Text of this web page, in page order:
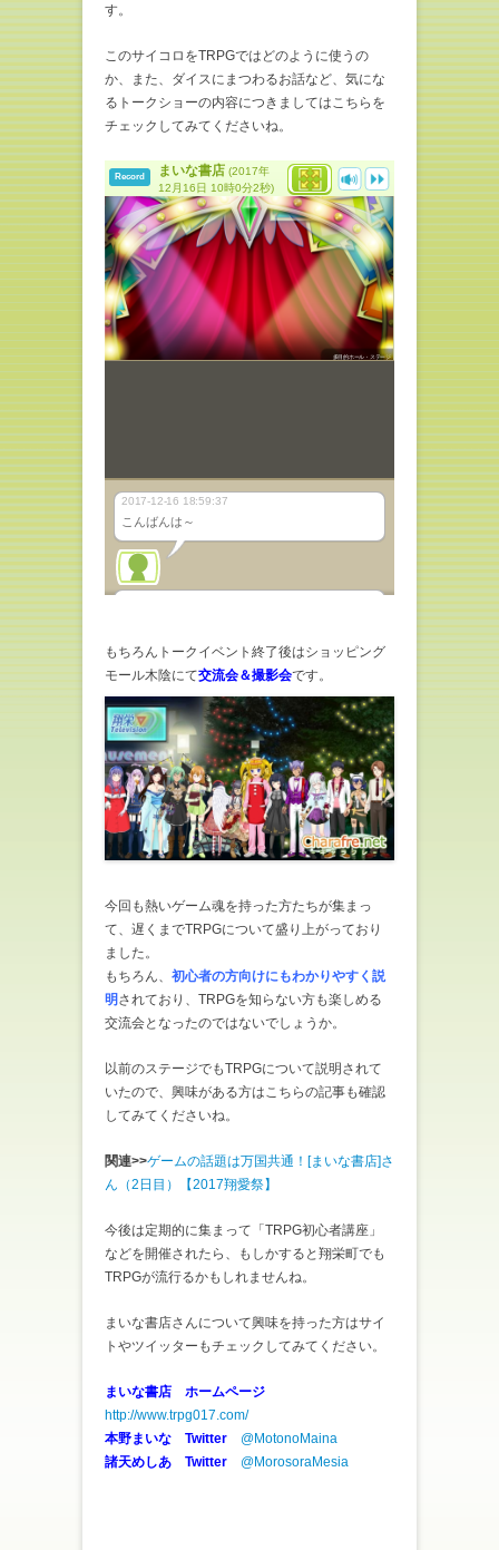
す。
このサイコロをTRPGではどのように使うの
か、また、ダイスにまつわるお話など、気にな
るトークショーの内容につきましてはこちらを
チェックしてみてくださいね。
もちろんトークイベント終了後はショッピング
モール木陰にて交流会＆撮影会です。
今回も熱いゲーム魂を持った方たちが集まっ
て、遅くまでTRPGについて盛り上がっており
ました。
もちろん、 初心者の方向けにもわかりやすく説
明 されており、TRPGを知らない方も楽しめる
交流会となったのではないでしょうか。
以前のステージでもTRPGについて説明されて
いたので、興味がある方はこちらの記事も確認
してみてくださいね。
関連>>ゲームの話題は万国共通！[まいな書店]さ
ん（2日目）【2017翔愛祭】
今後は定期的に集まって「TRPG初心者講座」
などを開催されたら、もしかすると翔栄町でも
TRPGが流行るかもしれませんね。
まいな書店さんについて興味を持った方はサイ
トやツイッターもチェックしてみてください。
まいな書店 ホームページ
http://www.trpg017.com/
本野まいな Twitter
@MotonoMaina
諸天めしあ Twitter
@MorosoraMesia